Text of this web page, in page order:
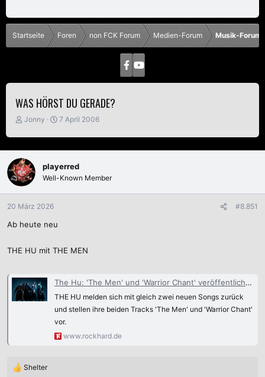
Startseite Foren non FCK Forum Medien-Forum Musik-Forum
WAS HÖRST DU GERADE?
E
s
t
e
l
l
e
r
Jonny
E
s
t
l
t
7 April 2006
playerred
Well-Known Member
20 März 2026 #8.851
Ab heute neu
THE HU mit THE MEN
The Hu: 'The Men' und 'Warrior Chant' veröffentlicht - RockHard
THE HU melden sich mit gleich zwei neuen Songs zurück
und stellen ihre beiden Tracks 'The Men' und 'Warrior Chant'
vor.
www.rockhard.de
R
Shelter